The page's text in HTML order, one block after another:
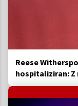
Reese
hospitaliziran: Z